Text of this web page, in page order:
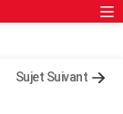
Sujet Suivant